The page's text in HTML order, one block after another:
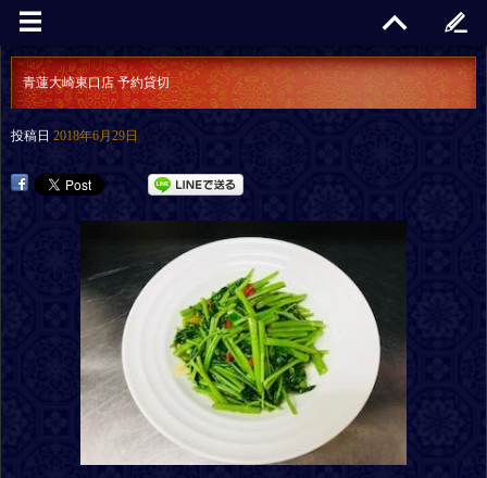
青蓮大崎東口店 予約貸切
投稿日 2018年6月29日